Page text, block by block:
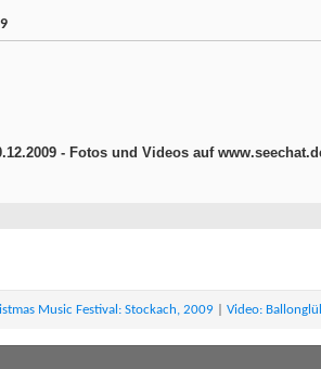
- Fotos und Videos auf
Music Festival: Stockach, 2009 Video: